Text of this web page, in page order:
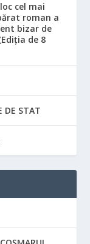
cel mai
roman a
bizar de
de 8
DE STAT